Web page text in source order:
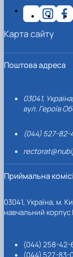
Поштова адреса
03041,
вул. Героїв
(044) 527-82-
Приймальна
03041, Україна, м.
навчальний
(044) 258-42-
(044) 527-83-
Карта сайту